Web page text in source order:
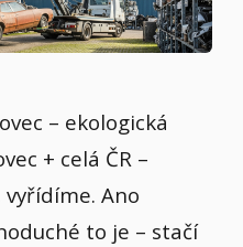
– ekologická
+ celá ČR –
Ano
to je – stačí